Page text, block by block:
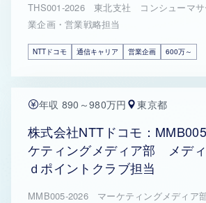
THS001-2026 東北支社 コンシューマ
業企画・営業戦略担当
NTTドコモ 通信キャリア 営業企画 600万～
年収 890～980万円 東京都
株式会社NTTドコモ：
ケティングメディア部 メディ
ｄポイントクラブ担当
MMB005-2026 マーケティングメディア